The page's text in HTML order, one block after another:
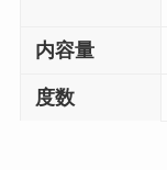
内容量
度数